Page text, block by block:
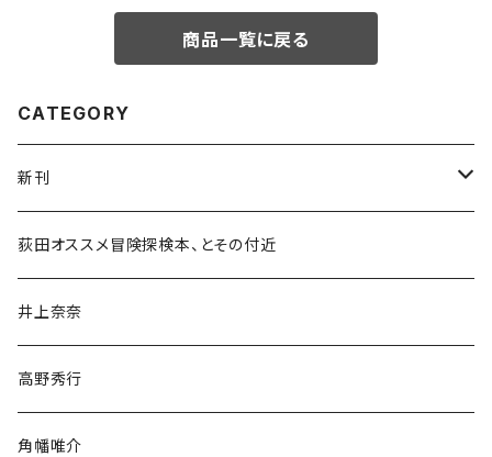
商品一覧に戻る
CATEGORY
新刊
和書
文学・小説・物語
随筆・ノンフィクション・その他
荻田オススメ冒険探検本、とその付近
井上奈奈
高野秀行
角幡唯介